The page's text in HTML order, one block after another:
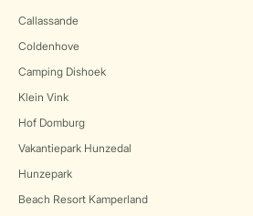
Callassande
Coldenhove
Camping Dishoek
Klein Vink
Hof Domburg
Vakantiepark Hunzedal
Hunzepark
Beach Resort Kamperland